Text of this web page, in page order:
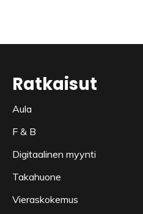
Ratkaisut
Aula
F & B
Digitaalinen myynti
Takahuone
Vieraskokemus